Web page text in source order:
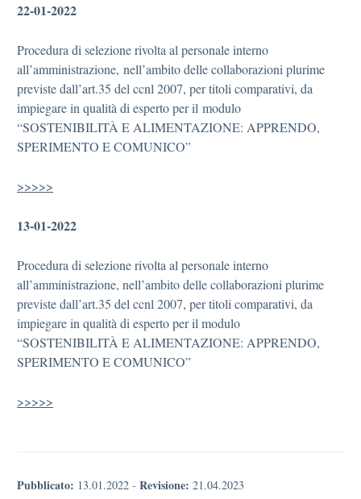
22-01-2022
Procedura di selezione rivolta al personale interno
all’amministrazione, nell’ambito delle collaborazioni plurime
previste dall’art.35 del ccnl 2007, per titoli comparativi, da
impiegare in qualità di esperto per il modulo
“SOSTENIBILITÀ E ALIMENTAZIONE: APPRENDO,
SPERIMENTO E COMUNICO”
>>>>>
13-01-2022
Procedura di selezione rivolta al personale interno
all’amministrazione, nell’ambito delle collaborazioni plurime
previste dall’art.35 del ccnl 2007, per titoli comparativi, da
impiegare in qualità di esperto per il modulo
“SOSTENIBILITÀ E ALIMENTAZIONE: APPRENDO,
SPERIMENTO E COMUNICO”
>>>>>
Pubblicato: 13.01.2022 - Revisione: 21.04.2023